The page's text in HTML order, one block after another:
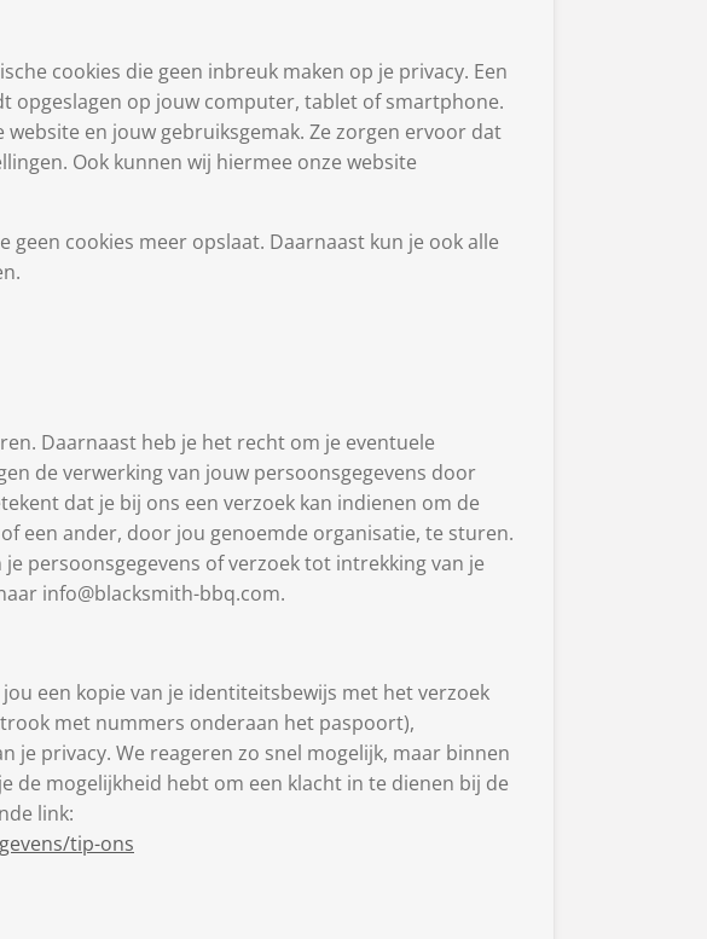
cookies die geen inbreuk maken op je privacy. Een
opgeslagen op jouw computer, tablet of smartphone.
en jouw gebruiksgemak. Ze zorgen ervoor dat
Ook kunnen wij hiermee onze website
cookies meer opslaat. Daarnaast kun je ook alle
Daarnaast heb je het recht om je eventuele
de verwerking van jouw persoonsgegevens door
dat je bij ons een verzoek kan indienen om de
een ander, door jou genoemde organisatie, te sturen.
persoonsgegevens of verzoek tot intrekking van je
info@blacksmith-bbq.com.
een kopie van je identiteitsbewijs met het verzoek
met nummers onderaan het paspoort),
privacy. We reageren zo snel mogelijk, maar binnen
de mogelijkheid hebt om een klacht in te dienen bij de
link:
tip-ons